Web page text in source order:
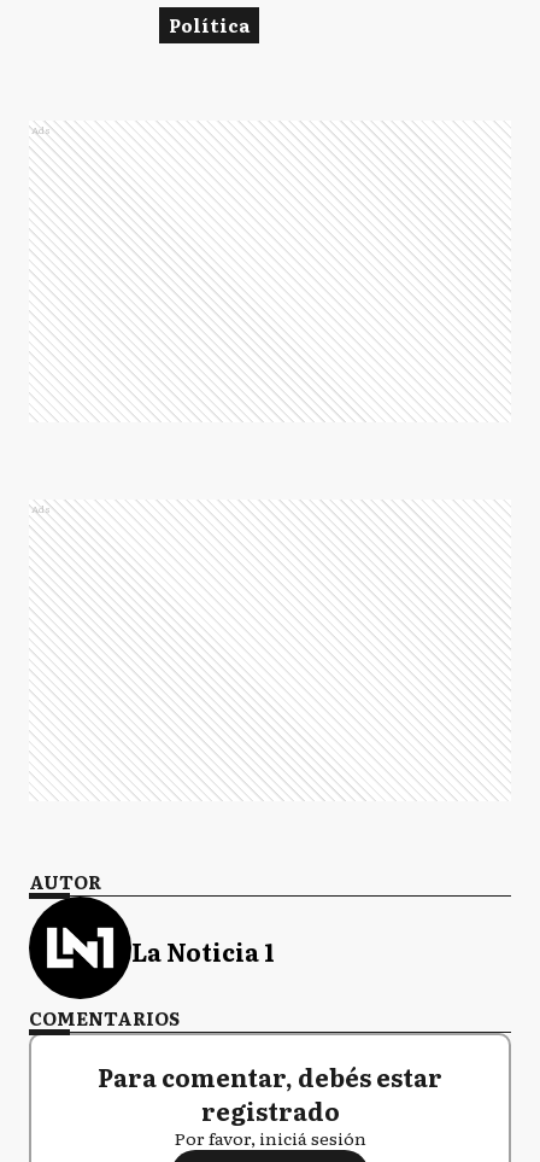
Política
Ads
Ads
AUTOR
La Noticia 1
COMENTARIOS
Para comentar, debés estar
registrado
Por favor, iniciá sesión